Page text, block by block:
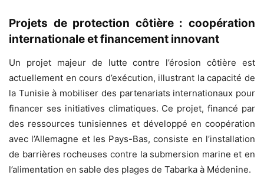
Projets de protection côtière : coopération
internationale et financement innovant
Un projet majeur de lutte contre l’érosion côtière est
actuellement en cours d’exécution, illustrant la capacité de
la Tunisie à mobiliser des partenariats internationaux pour
financer ses initiatives climatiques. Ce projet, financé par
des ressources tunisiennes et développé en coopération
avec l’Allemagne et les Pays-Bas, consiste en l’installation
de barrières rocheuses contre la submersion marine et en
l’alimentation en sable des plages de Tabarka à Médenine.